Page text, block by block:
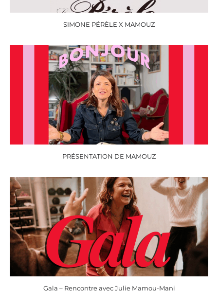
SIMONE PÉRÈLE X MAMOUZ
PRÉSENTATION DE MAMOUZ
Gala – Rencontre avec Julie Mamou-Mani